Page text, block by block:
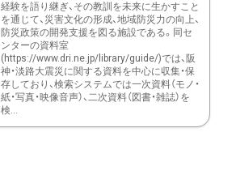
経験を語り継ぎ、その教訓を未来に生かすこと
を通じて、災害文化の形成、地域防災力の向上、
防災政策の開発支援を図る施設である。同セ
ンターの資料室
(https://www.dri.ne.jp/library/guide/)では、阪
神・淡路大震災に関する資料を中心に収集・保
存しており、検索システムでは一次資料（モノ・
紙・写真・映像音声）、二次資料（図書・雑誌）を
検...